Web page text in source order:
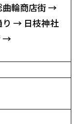
曲輪商店街→
→ 日枝神社
→